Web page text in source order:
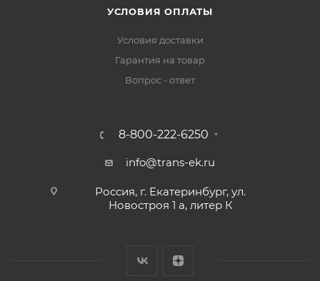
УСЛОВИЯ ОПЛАТЫ
Условия доставки
Гарантия на товар
Вопрос - ответ
8-800-222-6250
info@trans-ek.ru
Россия, г. Екатеринбург, ул.
Новостроя 1 а, литер К